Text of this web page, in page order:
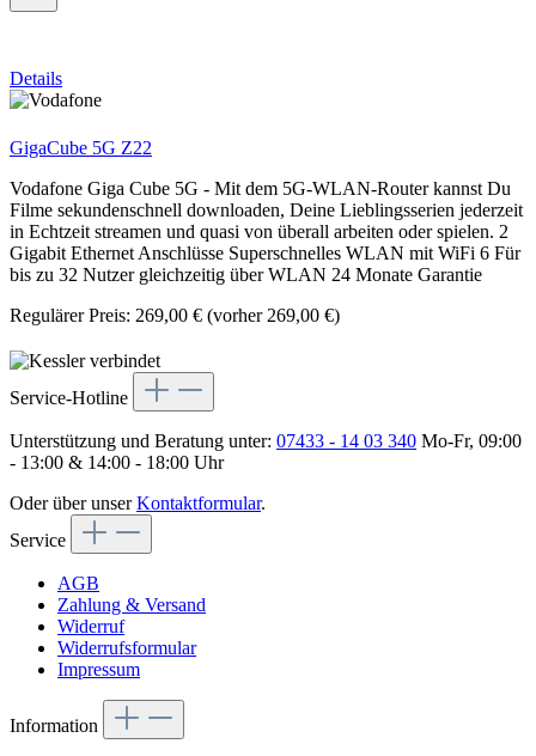
Details
GigaCube 5G Z22
Vodafone Giga Cube 5G - Mit dem 5G-WLAN-Router kannst Du
Filme sekundenschnell downloaden, Deine Lieblingsserien jederzeit
in Echtzeit streamen und quasi von überall arbeiten oder spielen. 2
Gigabit Ethernet Anschlüsse Superschnelles WLAN mit WiFi 6 Für
bis zu 32 Nutzer gleichzeitig über WLAN 24 Monate Garantie
Regulärer Preis: 269,00 € (vorher 269,00 €)
Service-Hotline
Unterstützung und Beratung unter: 07433 - 14 03 340 Mo-Fr, 09:00
- 13:00 & 14:00 - 18:00 Uhr
Oder über unserKontaktformular.
Service
AGB
Zahlung & Versand
Widerruf
Widerrufsformular
Impressum
Information